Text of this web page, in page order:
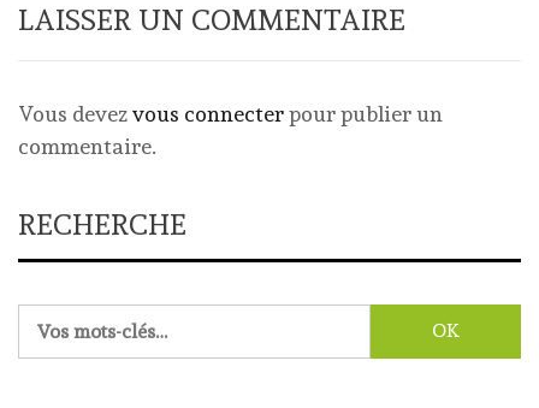
LAISSER UN COMMENTAIRE
Vous devezvous connecterpour publier un
commentaire.
RECHERCHE